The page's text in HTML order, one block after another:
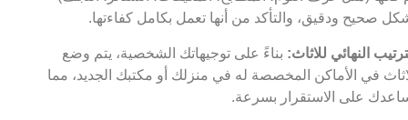
صحيح ودقيق، والتأكد من أنها تعمل بكامل كفاءتها.
النهائي للاثاث: بناءً على توجيهاتك الشخصية، يتم وضع
في الأماكن المخصصة له في منزلك أو مكتبك الجديد، مما
على الاستقرار بسرعة.